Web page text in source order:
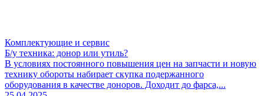
Комплектующие и сервис
Б/у техника: донор или утиль?
В условиях постоянного повышения цен на запчасти и новую
технику обороты набирает скупка подержанного
оборудования в качестве доноров. Доходит до фарса,...